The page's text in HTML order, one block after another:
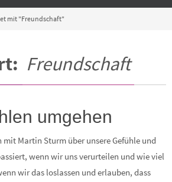
mit "Freundschaft"
Freundschaft
umgehen
Martin Sturm über unsere Gefühle und
wenn wir uns verurteilen und wie viel
wir das loslassen und erlauben, dass